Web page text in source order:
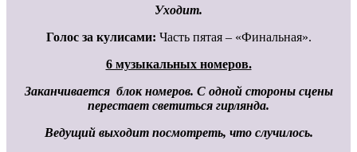
Уходит.
Голос за кулисами: Часть пятая – «Финальная».
6 музыкальных номеров.
Заканчивается блок номеров. С одной стороны сцены
перестает светиться гирлянда.
Ведущий выходит посмотреть, что случилось.